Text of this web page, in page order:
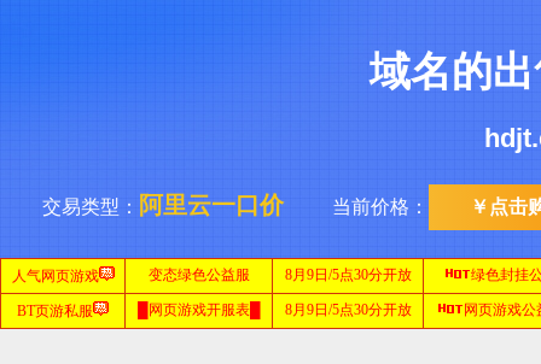
域名的
交易类型： 阿里云一口价 当前价格： ￥点击